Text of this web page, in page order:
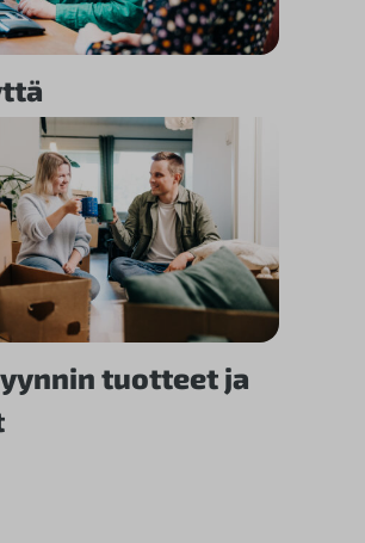
tuotteet ja